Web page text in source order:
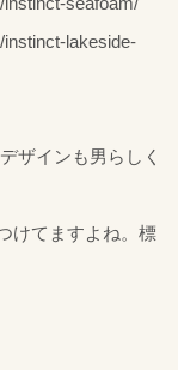
lakeside-
ザインも男らしく
けてますよね。標